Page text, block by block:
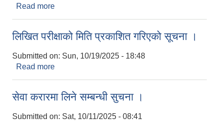
Read more
लिखित परीक्षाको मिति प्रकाशित गरिएको सूचना ।
Submitted on: Sun, 10/19/2025 - 18:48
Read more
सेवा करारमा लिने सम्बन्धी सुचना ।
Submitted on: Sat, 10/11/2025 - 08:41